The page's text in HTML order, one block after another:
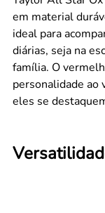
em material
ideal para
diárias, seja na
família. O
personalidade ao
eles se